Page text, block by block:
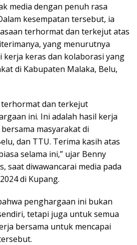
media dengan penuh rasa
kesempatan tersebut, ia
terhormat dan terkejut atas
yang menurutnya
kerja keras dan kolaborasi yang
di Kabupaten Malaka, Belu,
terhormat dan terkejut
ini. Ini adalah hasil kerja
masyarakat di
dan TTU. Terima kasih atas
selama ini,” ujar Benny
saat diwawancarai media pada
di Kupang.
penghargaan ini bukan
tetapi juga untuk semua
bersama untuk mencapai